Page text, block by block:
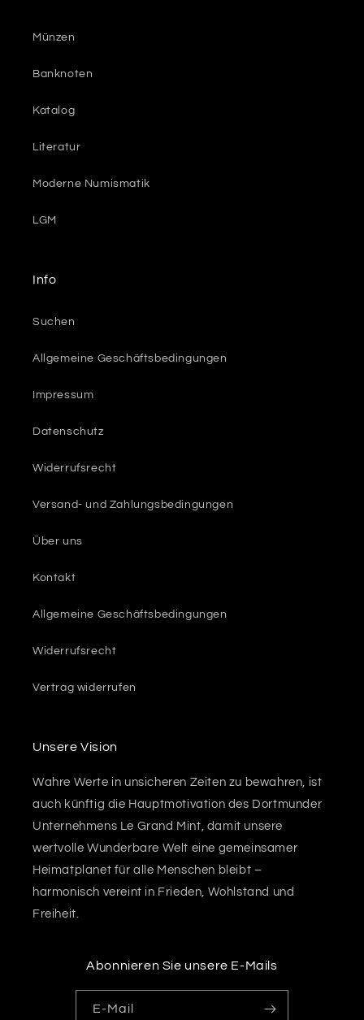
Münzen
Banknoten
Katalog
Literatur
Moderne Numismatik
LGM
Info
Suchen
Allgemeine Geschäftsbedingungen
Impressum
Datenschutz
Widerrufsrecht
Versand- und Zahlungsbedingungen
Über uns
Kontakt
Allgemeine Geschäftsbedingungen
Widerrufsrecht
Vertrag widerrufen
Unsere Vision
Wahre Werte in unsicheren Zeiten zu bewahren, ist
auch künftig die Hauptmotivation des Dortmunder
Unternehmens Le Grand Mint, damit unsere
wertvolle Wunderbare Welt eine gemeinsamer
Heimatplanet für alle Menschen bleibt –
harmonisch vereint in Frieden, Wohlstand und
Freiheit.
Abonnieren Sie unsere E-Mails
E-Mail